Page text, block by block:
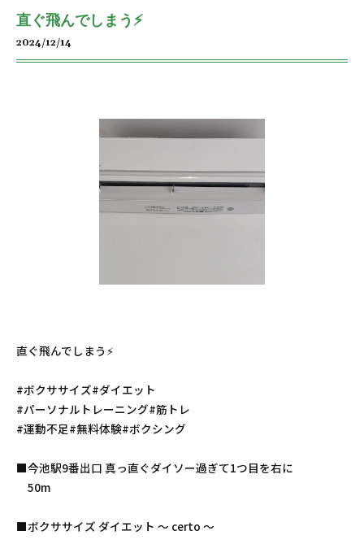
直ぐ飛んでしまう⚡️
2024/12/14
直ぐ飛んでしまう⚡️
#ボクササイズ#ダイエット
#パーソナルトレーニング#筋トレ
#運動不足#無料体験#ボクシング
■今池駅9番出口 真っ直ぐダイソー過ぎて1つ目を右に
50m
■ボクササイズ ダイエット 〜 certo 〜